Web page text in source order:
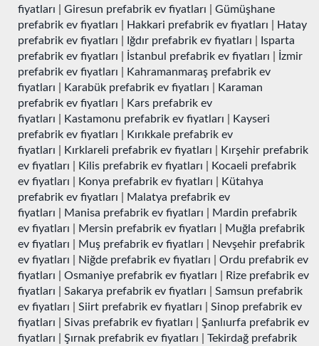
fiyatları
Giresun prefabrik ev fiyatları
Gümüşhane
prefabrik ev fiyatları
Hakkari prefabrik ev fiyatları
Hatay
prefabrik ev fiyatları
Iğdır prefabrik ev fiyatları
Isparta
prefabrik ev fiyatları
İstanbul prefabrik ev fiyatları
İzmir
prefabrik ev fiyatları
Kahramanmaraş prefabrik ev
fiyatları
Karabük prefabrik ev fiyatları
Karaman
prefabrik ev fiyatları
Kars prefabrik ev
fiyatları
Kastamonu prefabrik ev fiyatları
Kayseri
prefabrik ev fiyatları
Kırıkkale prefabrik ev
fiyatları
Kırklareli prefabrik ev fiyatları
Kırşehir prefabrik
ev fiyatları
Kilis prefabrik ev fiyatları
Kocaeli prefabrik
ev fiyatları
Konya prefabrik ev fiyatları
Kütahya
prefabrik ev fiyatları
Malatya prefabrik ev
fiyatları
Manisa prefabrik ev fiyatları
Mardin prefabrik
ev fiyatları
Mersin prefabrik ev fiyatları
Muğla prefabrik
ev fiyatları
Muş prefabrik ev fiyatları
Nevşehir prefabrik
ev fiyatları
Niğde prefabrik ev fiyatları
Ordu prefabrik ev
fiyatları
Osmaniye prefabrik ev fiyatları
Rize prefabrik ev
fiyatları
Sakarya prefabrik ev fiyatları
Samsun prefabrik
ev fiyatları
Siirt prefabrik ev fiyatları
Sinop prefabrik ev
fiyatları
Sivas prefabrik ev fiyatları
Şanlıurfa prefabrik ev
fiyatları
Şırnak prefabrik ev fiyatları
Tekirdağ prefabrik